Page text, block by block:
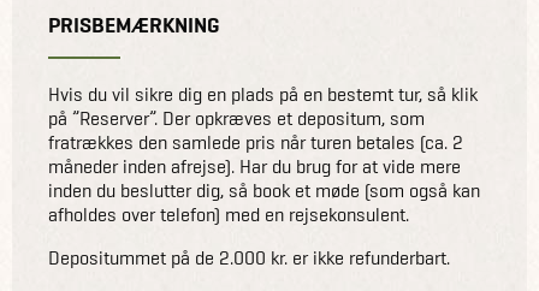
PRISBEMÆRKNING
Hvis du vil sikre dig en plads på en bestemt tur, så klik
på ”Reserver”. Der opkræves et depositum, som
fratrækkes den samlede pris når turen betales (ca. 2
måneder inden afrejse). Har du brug for at vide mere
inden du beslutter dig, så book et møde (som også kan
afholdes over telefon) med en rejsekonsulent.
Depositummet på de 2.000 kr. er ikke refunderbart.